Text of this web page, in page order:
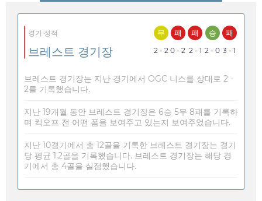
경기 성적
브레스트 경기장
무
2 - 2
패
0 - 2
패
2 - 1
승
2 - 0
패
3 - 1
브레스트 경기장는 지난 경기에서 OGC 니스를 상대로 2 -
2를 기록했습니다.
지난 19개월 동안 브레스트 경기장은 6승 5무 8패를 기록하
며 킥오프 전 어떤 폼을 보여주고 있는지 보여주었습니다.
지난 10경기에서 총 12골을 기록한 브레스트 경기장는 경기
당 평균 1.2골을 기록했습니다. 브레스트 경기장는 해당 경
기에서 총 4골을 실점했습니다.